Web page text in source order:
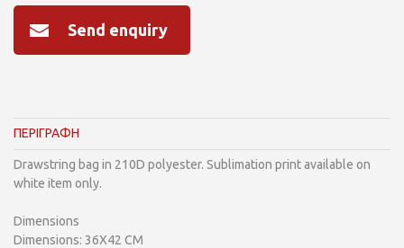
Send enquiry
ΠΕΡΙΓΡΑΦΗ
Drawstring bag in 210D polyester. Sublimation print available on
white item only.
Dimensions
Dimensions: 36X42 CM